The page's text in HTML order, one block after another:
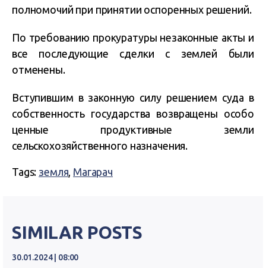
полномочий при принятии оспоренных решений.
По требованию прокуратуры незаконные акты и
все последующие сделки с землей были
отменены.
Вступившим в законную силу решением суда в
собственность государства возвращены особо
ценные продуктивные земли
сельскохозяйственного назначения.
Tags: земля, Магарач
SIMILAR POSTS
30.01.2024 | 08:00